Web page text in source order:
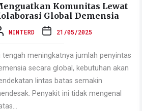
Komunitas Lewat
Global Demensia
NINTERD 21/05/2025
tengah meningkatnya jumlah penyintas
secara global, kebutuhan akan
lintas batas semakin
Penyakit ini tidak mengenal